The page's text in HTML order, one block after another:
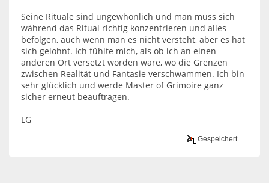
Seine Rituale sind ungewhönlich und man muss sich
während das Ritual richtig konzentrieren und alles
befolgen, auch wenn man es nicht versteht, aber es hat
sich gelohnt. Ich fühlte mich, als ob ich an einen
anderen Ort versetzt worden wäre, wo die Grenzen
zwischen Realität und Fantasie verschwammen. Ich bin
sehr glücklich und werde Master of Grimoire ganz
sicher erneut beauftragen.
LG
Gespeichert